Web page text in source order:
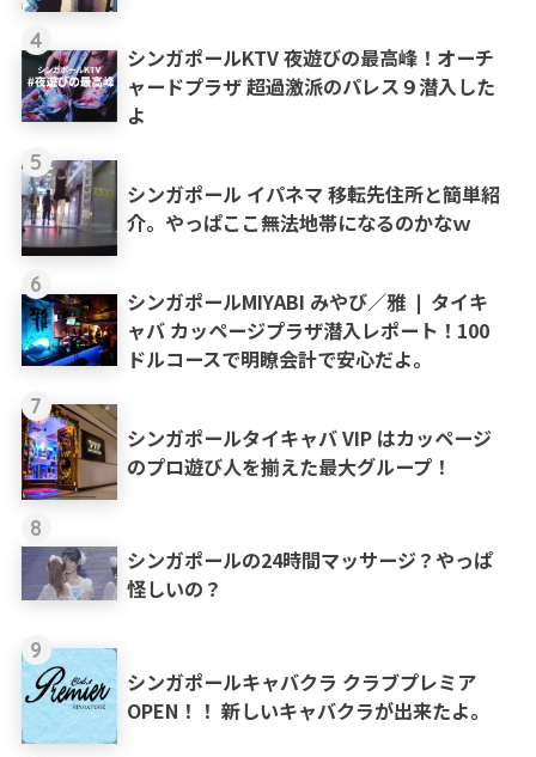
4
シンガポールKTV 夜遊びの最高峰！オーチ
ャードプラザ 超過激派のパレス９潜入した
よ
5
シンガポール イパネマ 移転先住所と簡単紹
介。やっぱここ無法地帯になるのかなｗ
6
シンガポールMIYABI みやび／雅 ❘ タイキ
ャバ カッページプラザ潜入レポート！100
ドルコースで明瞭会計で安心だよ。
7
シンガポールタイキャバ VIP はカッページ
のプロ遊び人を揃えた最大グループ！
8
シンガポールの24時間マッサージ？やっぱ
怪しいの？
9
シンガポールキャバクラ クラブプレミア
OPEN！！ 新しいキャバクラが出来たよ。